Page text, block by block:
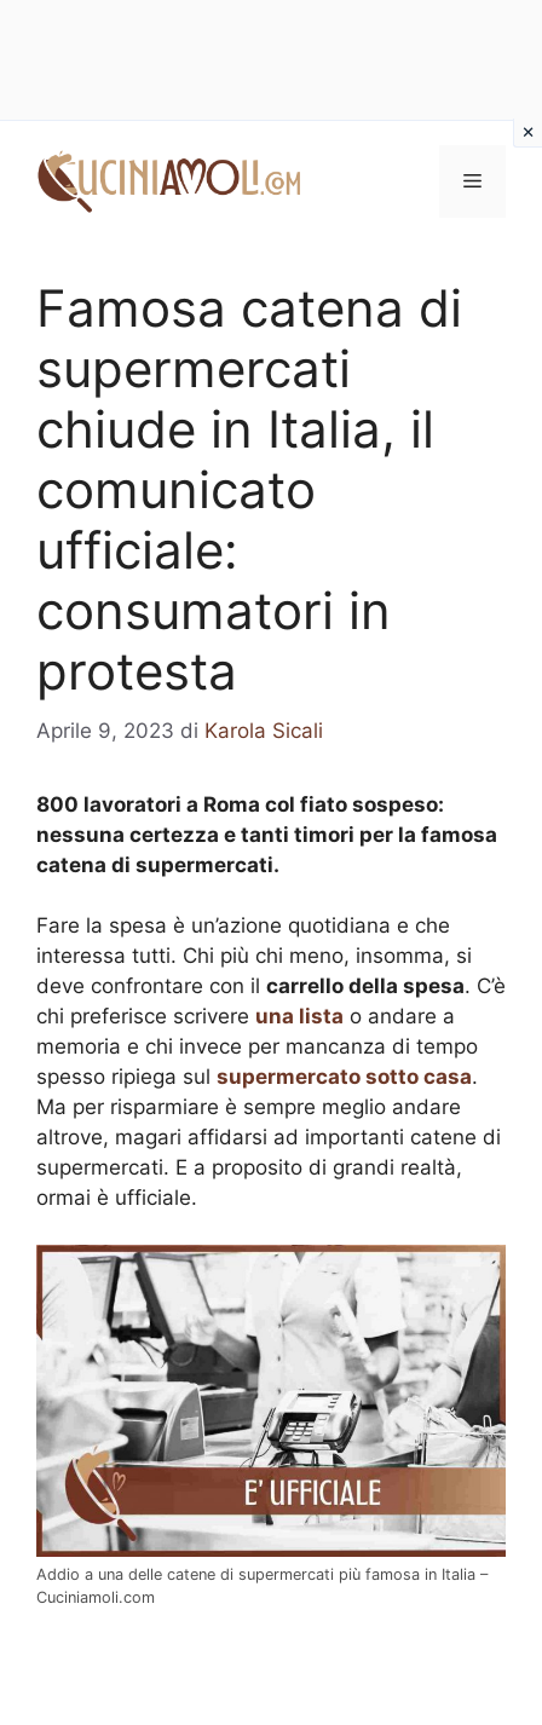
contenuto
Menu
Famosa catena di
supermercati
chiude in Italia, il
comunicato
ufficiale:
consumatori in
protesta
Aprile 9, 2023 di Karola Sicali
800 lavoratori a Roma col fiato sospeso:
nessuna certezza e tanti timori per la famosa
catena di supermercati.
Fare la spesa è un’azione quotidiana e che
interessa tutti. Chi più chi meno, insomma, si
deve confrontare con il carrello della spesa. C’è
chi preferisce scrivere una lista o andare a
memoria e chi invece per mancanza di tempo
spesso ripiega sul supermercato sotto casa.
Ma per risparmiare è sempre meglio andare
altrove, magari affidarsi ad importanti catene di
supermercati. E a proposito di grandi realtà,
ormai è ufficiale.
Addio a una delle catene di supermercati più famosa in Italia –
Cuciniamoli.com